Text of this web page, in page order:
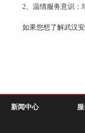
2、温情服务意识：
如果您想了解武汉
新闻中心